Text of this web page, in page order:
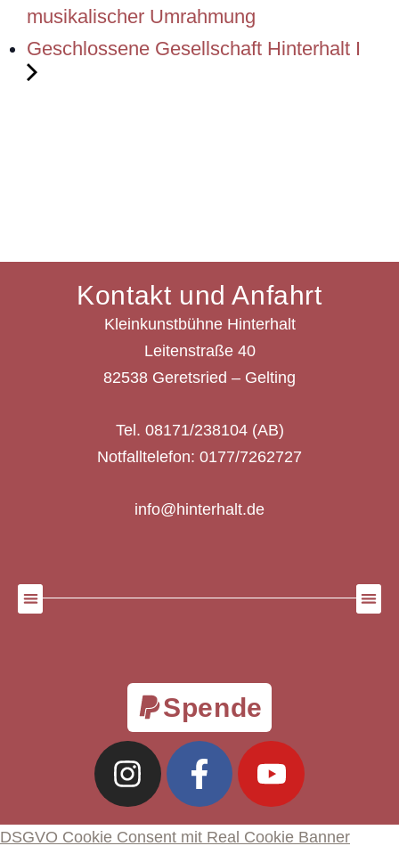
musikalischer Umrahmung
Geschlossene Gesellschaft Hinterhalt I
Kontakt und Anfahrt
Kleinkunstbühne Hinterhalt
Leitenstraße 40
82538 Geretsried – Gelting
Tel. 08171/238104 (AB)
Notfalltelefon: 0177/7262727
info@hinterhalt.de
Spende
DSGVO Cookie Consent mit Real Cookie Banner